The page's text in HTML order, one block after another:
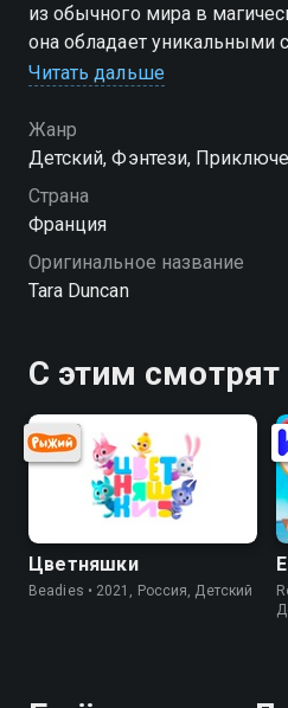
из обычного мира в
она обладает уникальными
можете совершенно
качестве на Смотрёшке
Читать дальше
Жанр
Детский, Фэнтези,
Страна
Франция
Оригинальное название
Tara Duncan
С этим смотрят
Цветняшки
Beadies • 2021, Россия, Детский